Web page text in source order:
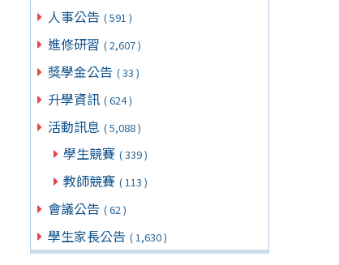
人事公告 ( 591 )
進修研習 ( 2,607 )
獎學金公告 ( 33 )
升學資訊 ( 624 )
活動訊息 ( 5,088 )
學生競賽 ( 339 )
教師競賽 ( 113 )
會議公告 ( 62 )
學生家長公告 ( 1,630 )